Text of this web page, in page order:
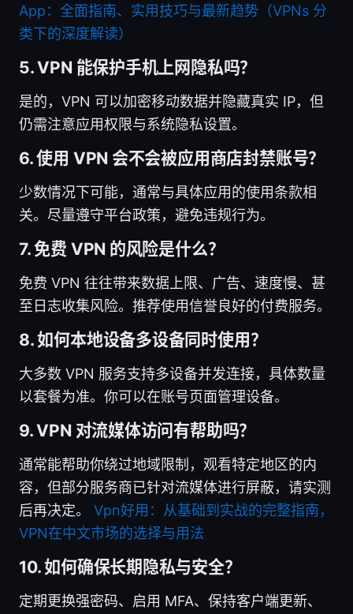
App：全面指南、实用技巧与最新趋势（VPNs 分
类下的深度解读）
5. VPN 能保护手机上网隐私吗？
是的，VPN 可以加密移动数据并隐藏真实 IP，但
仍需注意应用权限与系统隐私设置。
6. 使用 VPN 会不会被应用商店封禁账号？
少数情况下可能，通常与具体应用的使用条款相
关。尽量遵守平台政策，避免违规行为。
7. 免费 VPN 的风险是什么？
免费 VPN 往往带来数据上限、广告、速度慢、甚
至日志收集风险。推荐使用信誉良好的付费服务。
8. 如何本地设备多设备同时使用？
大多数 VPN 服务支持多设备并发连接，具体数量
以套餐为准。你可以在账号页面管理设备。
9. VPN 对流媒体访问有帮助吗？
通常能帮助你绕过地域限制，观看特定地区的内
容，但部分服务商已针对流媒体进行屏蔽，请实测
后再决定。 Vpn好用：从基础到实战的完整指南，
VPN在中文市场的选择与用法
10. 如何确保长期隐私与安全？
定期更换强密码、启用 MFA、保持客户端更新、